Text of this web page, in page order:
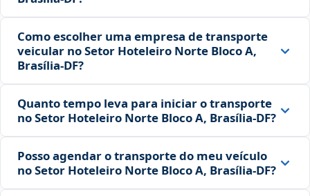
Como escolher uma empresa de transporte
veicular no Setor Hoteleiro Norte Bloco A,
Brasília‑DF?
Quanto tempo leva para iniciar o transporte
no Setor Hoteleiro Norte Bloco A, Brasília‑DF?
Posso agendar o transporte do meu veículo
no Setor Hoteleiro Norte Bloco A, Brasília‑DF?